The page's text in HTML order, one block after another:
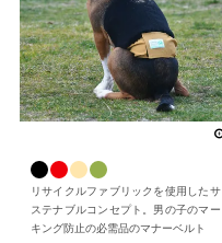
リサイクルファブリックを使用したサ
ステナブルコンセプト。男の子のマー
キング防止の必需品のマナーベルト